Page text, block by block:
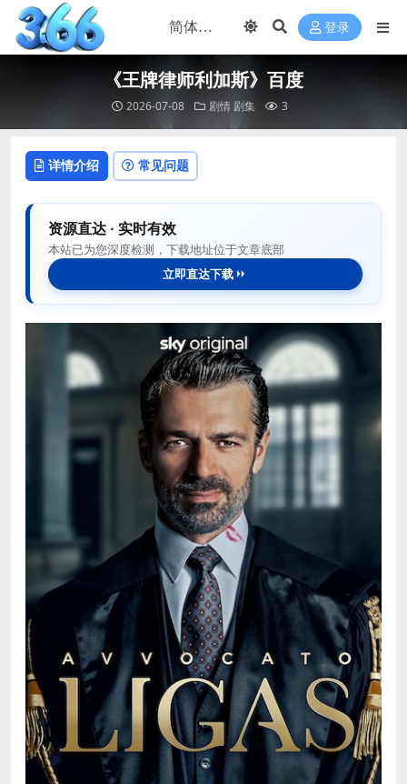
登录
《王牌律师利加斯》百度
2026-07-08 剧情 剧集 3
详情介绍 常见问题
资源直达 · 实时有效
本站已为您深度检测，下载地址位于文章底部
立即直达下载